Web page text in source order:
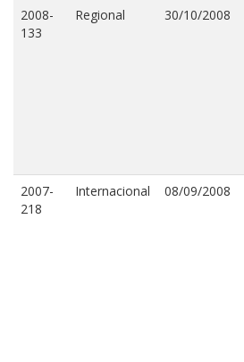
2008-
133
Regional 30/10/2008
2007-
218
Internacional 08/09/2008